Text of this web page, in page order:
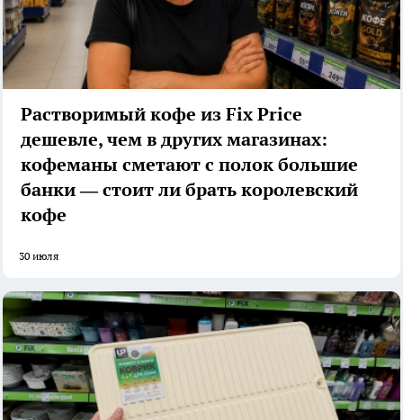
Растворимый кофе из Fix Price
дешевле, чем в других магазинах:
кофеманы сметают с полок большие
банки — стоит ли брать королевский
кофе
30 июля